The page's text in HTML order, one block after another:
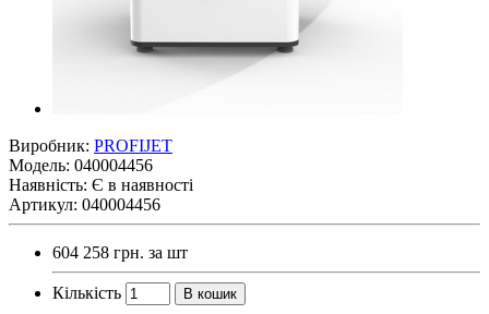
Виробник: PROFIJET
Модель: 040004456
Наявність: Є в наявності
Артикул: 040004456
604 258 грн. за шт
Кількість В кошик